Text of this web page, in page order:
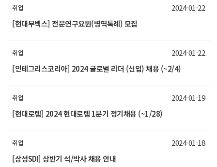
취업
[현대무벡스] 전문연구요원(병역특례) 모집
2024-01-22
취업
[인테그리스코리아] 2024 글로벌 리더 (신입) 채용 (~2/4)
2024-01-22
취업
[현대로템] 2024 현대로템 1분기 정기채용 (~1/28)
2024-01-19
취업
[삼성SDI] 상반기 석/박사 채용 안내
2024-01-18